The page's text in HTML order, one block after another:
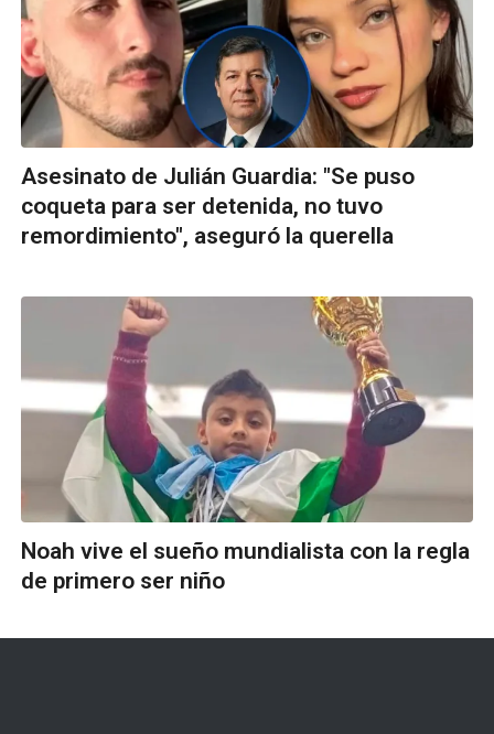
Asesinato de Julián Guardia: "Se puso
coqueta para ser detenida, no tuvo
remordimiento", aseguró la querella
Noah vive el sueño mundialista con la regla
de primero ser niño